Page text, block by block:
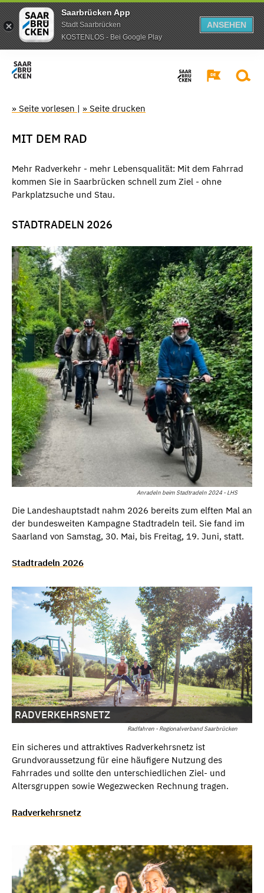
Saarbrücken App
Stadt Saarbrücken
KOSTENLOS - Bei Google Play
ANSEHEN
» Seite vorlesen | » Seite drucken
MIT DEM RAD
Mehr Radverkehr - mehr Lebensqualität: Mit dem Fahrrad
kommen Sie in Saarbrücken schnell zum Ziel - ohne
Parkplatzsuche und Stau.
STADTRADELN 2026
Anradeln beim Stadtradeln 2024 - LHS
Die Landeshauptstadt nahm 2026 bereits zum elften Mal an
der bundesweiten Kampagne Stadtradeln teil. Sie fand im
Saarland von Samstag, 30. Mai, bis Freitag, 19. Juni, statt.
Stadtradeln 2026
Radfahren - Regionalverband Saarbrücken
RADVERKEHRSNETZ
Ein sicheres und attraktives Radverkehrsnetz ist
Grundvoraussetzung für eine häufigere Nutzung des
Fahrrades und sollte den unterschiedlichen Ziel- und
Altersgruppen sowie Wegezwecken Rechnung tragen.
Radverkehrsnetz